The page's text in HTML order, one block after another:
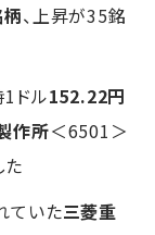
、上昇が35銘
ドル152.22円
作所＜6501＞
ていた三菱重